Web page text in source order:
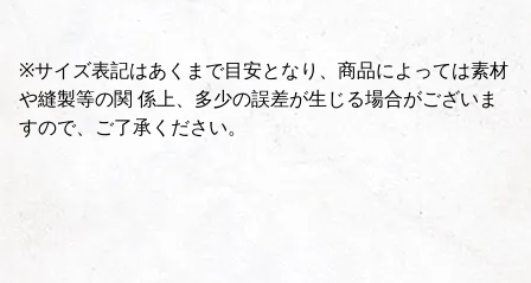
※サイズ表記はあくまで目安となり、商品によっては素材
や縫製等の関 係上、多少の誤差が生じる場合がございま
すので、ご了承ください。